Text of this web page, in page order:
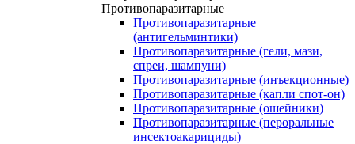
Противопаразитарные
Противопаразитарные
(антигельминтики)
Противопаразитарные (гели, мази,
спреи, шампуни)
Противопаразитарные (инъекционные)
Противопаразитарные (капли спот-он)
Противопаразитарные (ошейники)
Противопаразитарные (пероральные
инсектоакарициды)